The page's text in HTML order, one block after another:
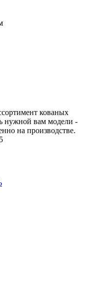
кованых
нужной вам модели -
на производстве.